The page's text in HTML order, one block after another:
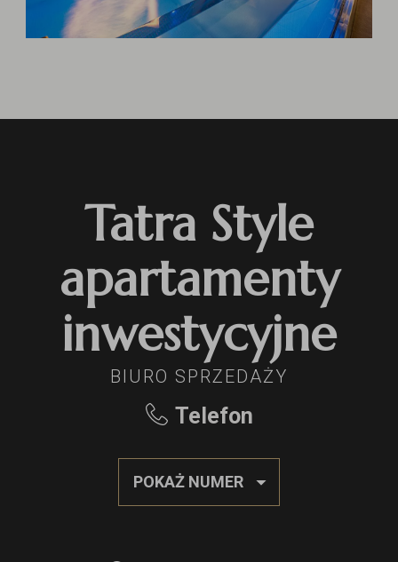
Tatra Style
apartamenty
inwestycyjne
BIURO SPRZEDAŻY
Telefon
POKAŻ NUMER